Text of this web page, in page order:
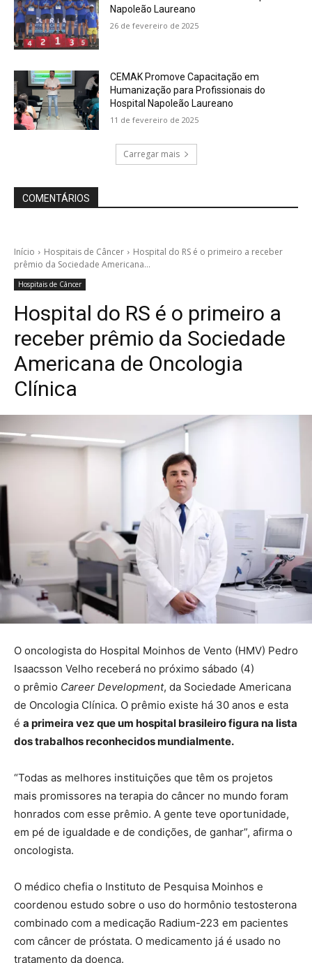
Napoleão Laureano
26 de fevereiro de 2025
CEMAK Promove Capacitação em
Humanização para Profissionais do
Hospital Napoleão Laureano
11 de fevereiro de 2025
Carregar mais
COMENTÁRIOS